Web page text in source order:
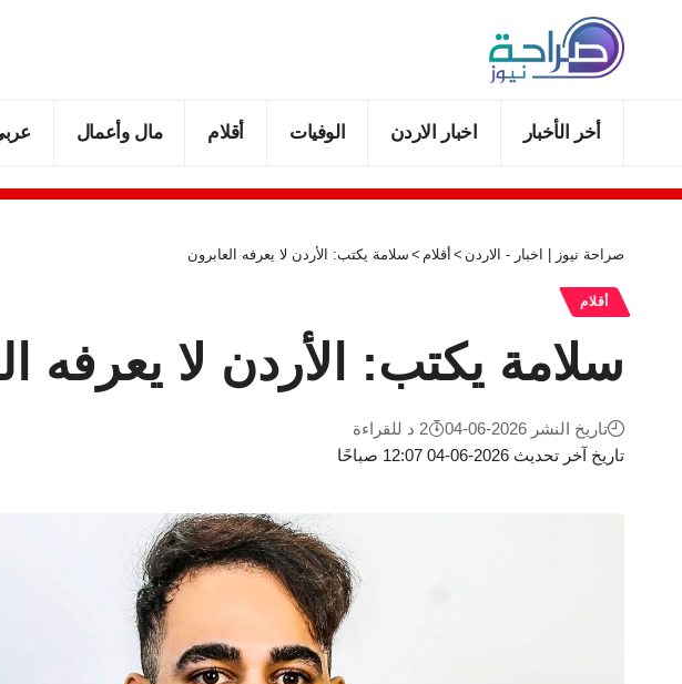
أخر الأخبار اخبار الاردن الوفيات أقلام مال وأعمال
صراحة نيوز | اخبار - الاردن > أقلام > سلامة يكتب: الأردن لا يعرفه العابرون
أقلام
سلامة يكتب: الأردن لا يعرفه
تاريخ آخر تحديث 2026-06-04 12:07 صباحًا
تاريخ النشر 2026-06-04 2 د للقراءة